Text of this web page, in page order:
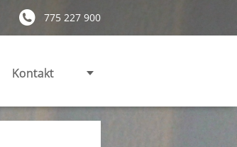
775 227 900
Kontakt